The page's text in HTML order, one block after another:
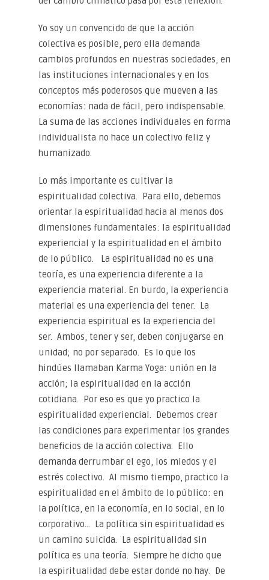
Yo soy un convencido de que la acción
colectiva es posible, pero ella demanda
cambios profundos en nuestras sociedades, en
las instituciones internacionales y en los
conceptos más poderosos que mueven a las
economías: nada de fácil, pero indispensable.
La suma de las acciones individuales en forma
individualista no hace un colectivo feliz y
humanizado.
Lo más importante es cultivar la
espiritualidad colectiva. Para ello, debemos
orientar la espiritualidad hacia al menos dos
dimensiones fundamentales: la espiritualidad
experiencial y la espiritualidad en el ámbito
de lo público. La espiritualidad no es una
teoría, es una experiencia diferente a la
experiencia material. En burdo, la experiencia
material es una experiencia del tener. La
experiencia espiritual es la experiencia del
ser. Ambos, tener y ser, deben conjugarse en
unidad; no por separado. Es lo que los
hindúes llamaban Karma Yoga: unión en la
acción; la espiritualidad en la acción
cotidiana. Por eso es que yo practico la
espiritualidad experiencial. Debemos crear
las condiciones para experimentar los grandes
beneficios de la acción colectiva. Ello
demanda derrumbar el ego, los miedos y el
estrés colectivo. Al mismo tiempo, practico la
espiritualidad en el ámbito de lo público: en
la política, en la economía, en lo social, en lo
corporativo… La política sin espiritualidad es
un camino suicida. La espiritualidad sin
política es una teoría. Siempre he dicho que
la espiritualidad debe estar donde no hay. De